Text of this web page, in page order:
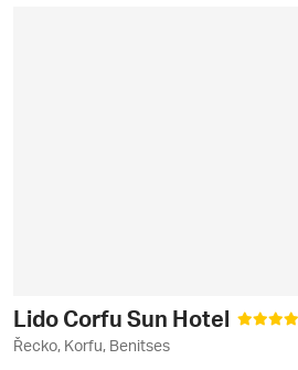
Lido Corfu Sun Hotel
Řecko, Korfu, Benitses